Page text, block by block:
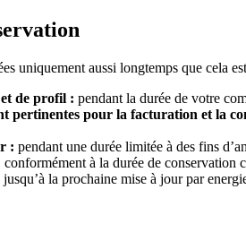
uniquement aussi longtemps que cela
de profil : pendant la durée de votre
pertinentes pour la facturation et la
: pendant une durée limitée à des fins
conformément à la durée de conservation
jusqu’à la prochaine mise à jour par